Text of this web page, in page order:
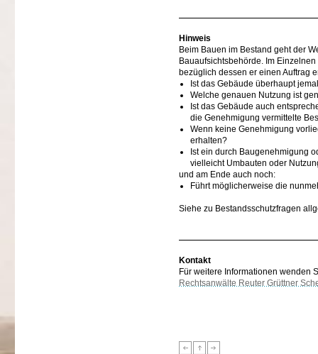
Hinweis
Beim Bauen im Bestand geht der
Bauaufsichtsbehörde. Im
bezüglich dessen er einen Auftrag
Ist das Gebäude überhaupt
Welche genauen Nutzung ist
Ist das Gebäude auch
die Genehmigung vermittelte
Wenn keine Genehmigung
erhalten?
Ist ein durch Baugenehmigung
vielleicht Umbauten oder
und am Ende auch noch:
Führt möglicherweise die
Siehe zu Bestandsschutzfragen
Kontakt
Für weitere Informationen wenden
Rechtsanwälte Reuter Grüttner